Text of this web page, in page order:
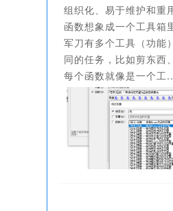
组织化、易于维护和重用。 通俗来说，你
函数想象成一个工具箱
军刀有多个工具（功能
同的任务，比如剪东西
每个函数就像是一个工